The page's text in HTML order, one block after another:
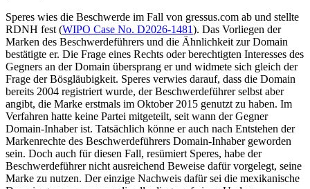
Speres wies die Beschwerde im Fall von gressus.com ab und stellte
RDNH fest (WIPO Case No. D2026-1481). Das Vorliegen der
Marken des Beschwerdeführers und die Ähnlichkeit zur Domain
bestätigte er. Die Frage eines Rechts oder berechtigten Interesses des
Gegners an der Domain übersprang er und widmete sich gleich der
Frage der Bösgläubigkeit. Speres verwies darauf, dass die Domain
bereits 2004 registriert wurde, der Beschwerdeführer selbst aber
angibt, die Marke erstmals im Oktober 2015 genutzt zu haben. Im
Verfahren hatte keine Partei mitgeteilt, seit wann der Gegner
Domain-Inhaber ist. Tatsächlich könne er auch nach Entstehen der
Markenrechte des Beschwerdeführers Domain-Inhaber geworden
sein. Doch auch für diesen Fall, resümiert Speres, habe der
Beschwerdeführer nicht ausreichend Beweise dafür vorgelegt, seine
Marke zu nutzen. Der einzige Nachweis dafür sei die mexikanische